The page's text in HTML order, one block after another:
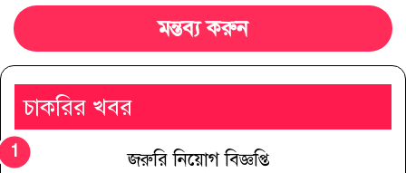
মন্তব্য করুন
চাকরির খবর
জরুরি নিয়োগ বিজ্ঞপ্তি